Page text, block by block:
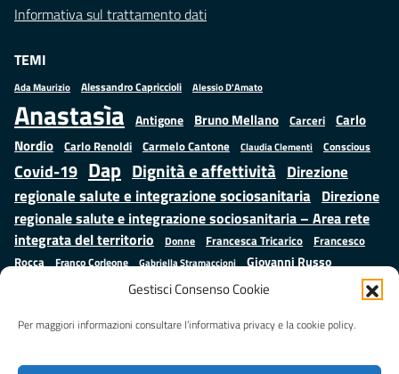
Gestisci Consenso Cookie
Per maggiori informazioni consultare l’informativa privacy e la cookie policy.
Informativa sul trattamento dati
TEMI
Ada Maurizio Alessandro Capriccioli Alessio D'Amato
Anastasìa Antigone Bruno Mellano Carceri
Carlo
Nordio Carlo Renoldi Carmelo Cantone Claudia Clementi Conscious
Covid-19 Dap Dignità e affettività Direzione
regionale salute e integrazione sociosanitaria Direzione
regionale salute e integrazione sociosanitaria – Area rete
integrata del territorio
Donne Francesca Tricarico
Francesco
Rocca
Franco Corleone Gabriella Stramaccioni Giovanni Russo
Giuseppe Emanuele Cangemi Istruzione e cultura
Mauro
Palma ministero della Giustizia Minori Misure